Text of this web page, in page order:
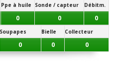
lorsqu'une usure
des pneus.
et capteurs ABS
plaquette défectueuse ou
fusible associé peut
Ppe à huile Sonde / capteur Débitm.
0 0 0
Soupapes Bielle Collecteur
0 0 0